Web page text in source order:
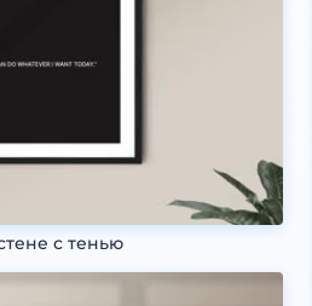
с тенью